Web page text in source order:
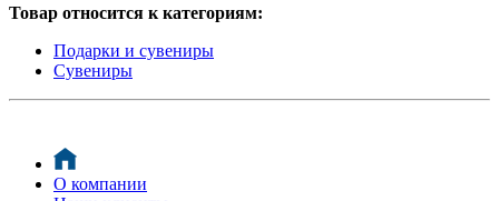
Товар относится к категориям:
Подарки и сувениры
Сувениры
О компании